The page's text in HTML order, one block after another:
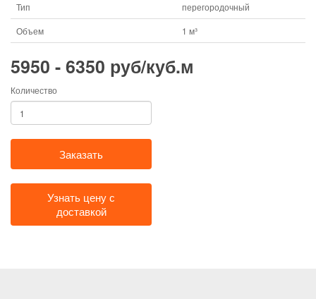
Тип
перегородочный
Объем
1 м³
5950 - 6350 руб/куб.м
Количество
Заказать
Узнать цену с
доставкой